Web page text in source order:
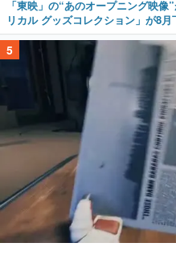
「東映」の“あのオープニング映
リカル グッズコレクション」が8
5